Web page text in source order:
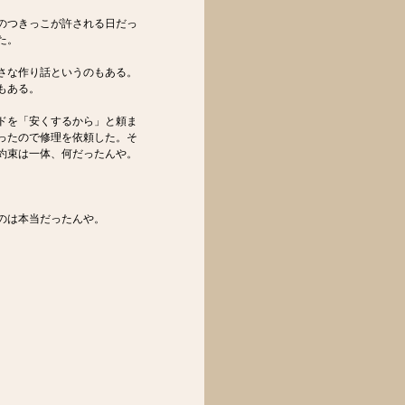
きっこが許される日だっ
作り話というのもある。
る。
「安くするから」と頼ま
たので修理を依頼した。そ
は一体、何だったんや。
本当だったんや。